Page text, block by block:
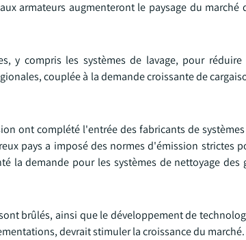
armateurs augmenteront le paysage du marché
y compris les systèmes de lavage, pour réduire
couplée à la demande croissante de
ont complété l'entrée des fabricants de
pays a imposé des normes d'émission strictes
la demande pour les systèmes de nettoyage des
brûlés, ainsi que le développement de
devrait stimuler la croissance du marché.